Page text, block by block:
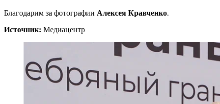
Благодарим за фотографии Алексея Кравченко.
Источник: Медиацентр